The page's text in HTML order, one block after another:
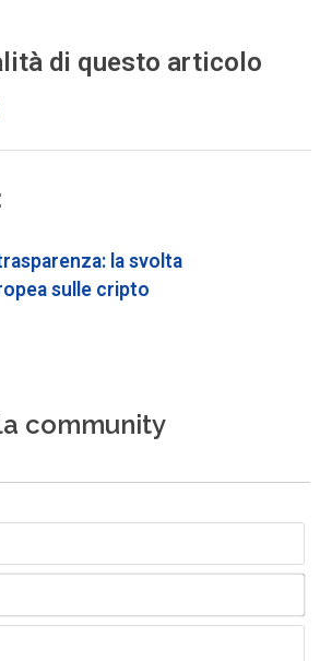
di questo articolo
la svolta
sulle cripto
community